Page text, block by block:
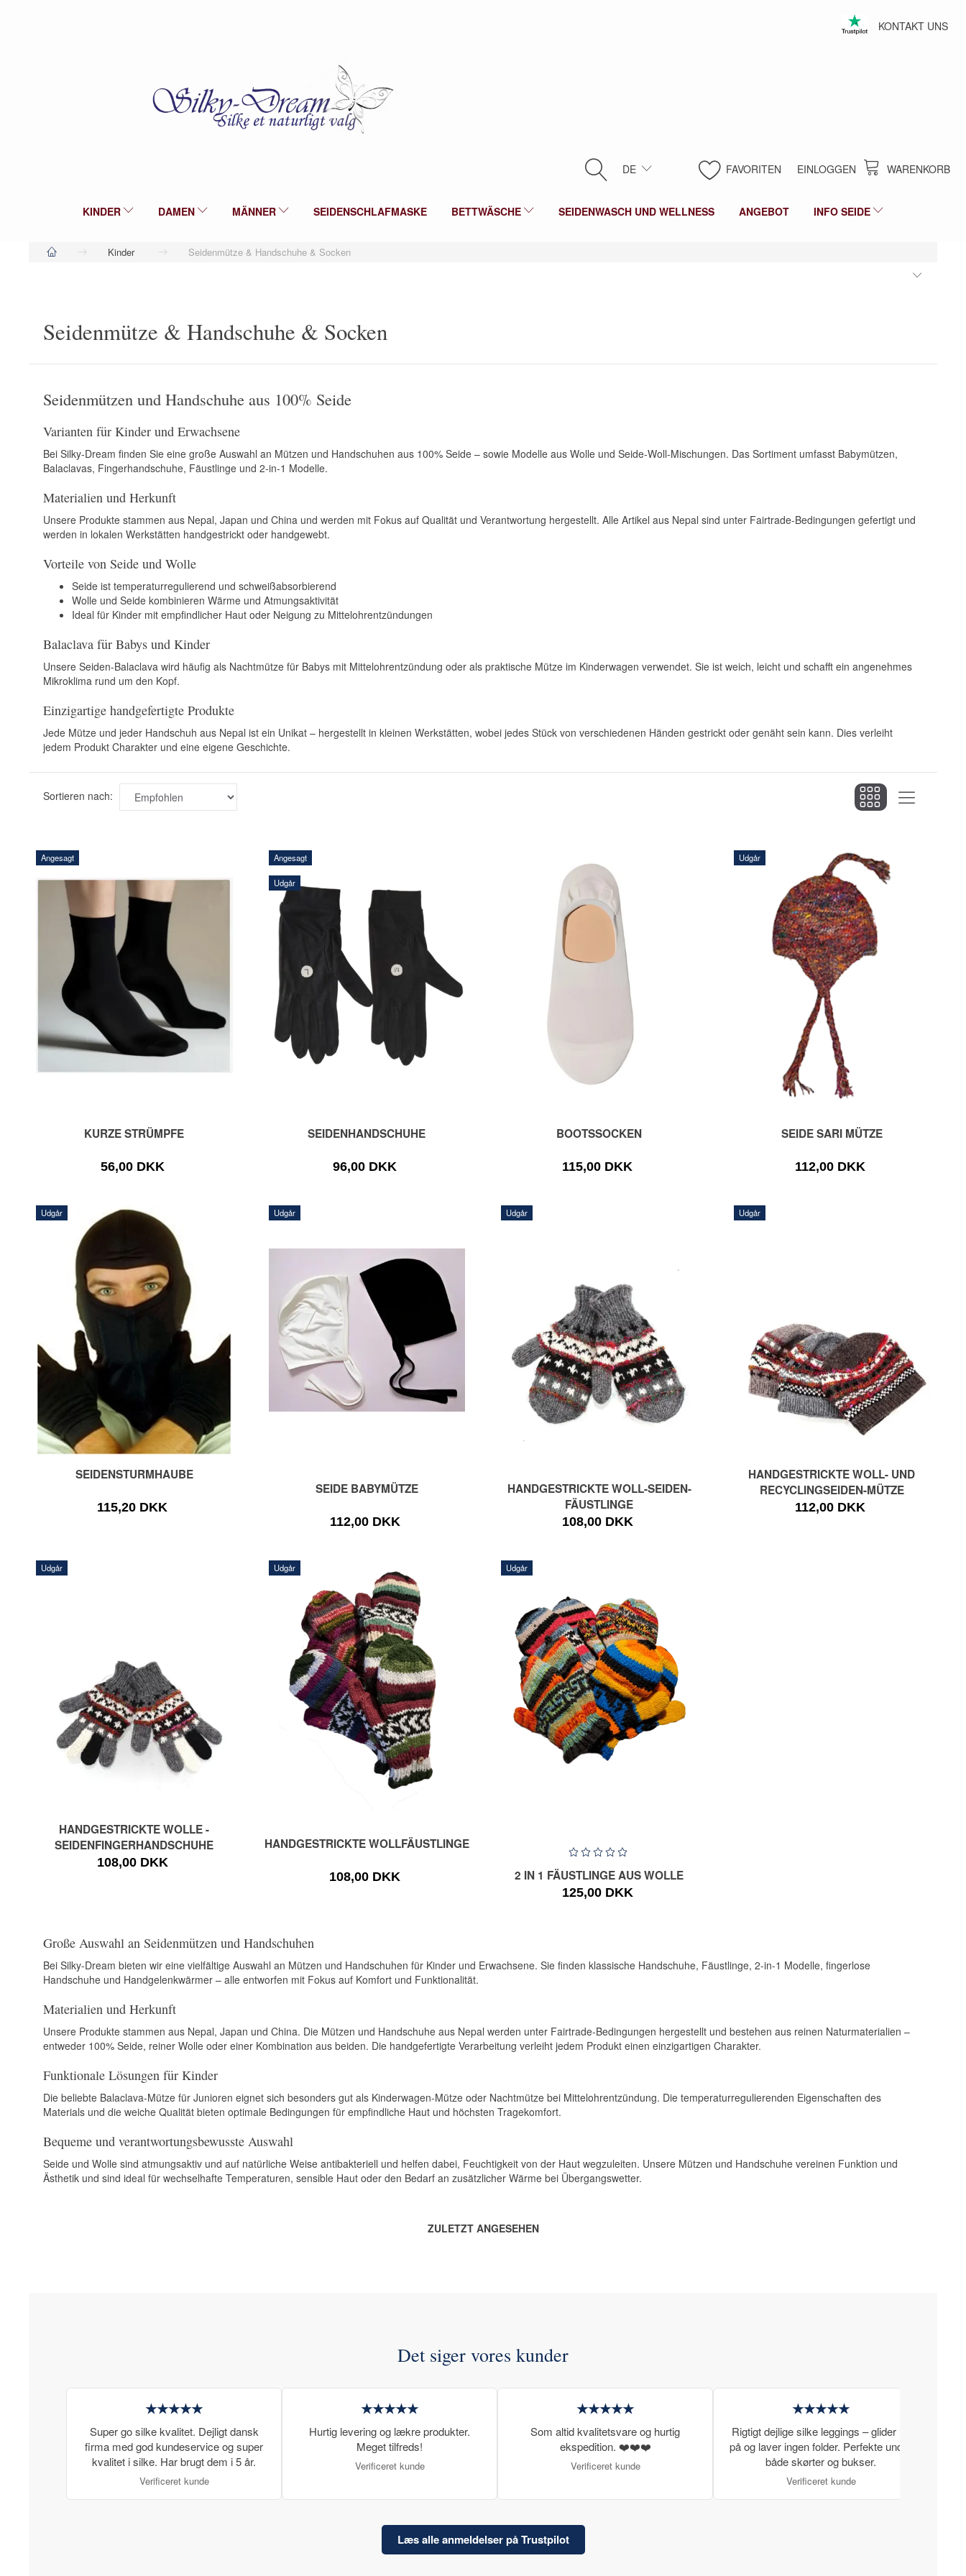
KONTAKT UNS
WARENKORB
FAVORITEN EINLOGGEN
DE
KINDER DAMEN MÄNNER SEIDENSCHLAFMASKE BETTWÄSCHE SEIDENWASCH UND WELLNESS ANGEBOT INFO SEIDE
Kinder Seidenmütze & Handschuhe & Socken
Seidenmütze & Handschuhe & Socken
Seidenmützen und Handschuhe aus 100% Seide
Varianten für Kinder und Erwachsene
Bei Silky-Dream finden Sie eine große Auswahl an Mützen und Handschuhen aus 100% Seide – sowie Modelle aus Wolle und Seide-Woll-Mischungen. Das Sortiment umfasst Babymützen,
Balaclavas, Fingerhandschuhe, Fäustlinge und 2-in-1 Modelle.
Materialien und Herkunft
Unsere Produkte stammen aus Nepal, Japan und China und werden mit Fokus auf Qualität und Verantwortung hergestellt. Alle Artikel aus Nepal sind unter Fairtrade-Bedingungen gefertigt und
werden in lokalen Werkstätten handgestrickt oder handgewebt.
Vorteile von Seide und Wolle
Seide ist temperaturregulierend und schweißabsorbierend
Wolle und Seide kombinieren Wärme und Atmungsaktivität
Ideal für Kinder mit empfindlicher Haut oder Neigung zu Mittelohrentzündungen
Balaclava für Babys und Kinder
Unsere Seiden-Balaclava wird häufig als Nachtmütze für Babys mit Mittelohrentzündung oder als praktische Mütze im Kinderwagen verwendet. Sie ist weich, leicht und schafft ein angenehmes
Mikroklima rund um den Kopf.
Einzigartige handgefertigte Produkte
Jede Mütze und jeder Handschuh aus Nepal ist ein Unikat – hergestellt in kleinen Werkstätten, wobei jedes Stück von verschiedenen Händen gestrickt oder genäht sein kann. Dies verleiht
jedem Produkt Charakter und eine eigene Geschichte.
Sortieren nach:
Angesagt
KURZE STRÜMPFE
56,00 DKK
Angesagt
Udgår
SEIDENHANDSCHUHE
96,00 DKK
BOOTSSOCKEN
115,00 DKK
Udgår
SEIDE SARI MÜTZE
112,00 DKK
Udgår
SEIDENSTURMHAUBE
115,20 DKK
Udgår
SEIDE BABYMÜTZE
112,00 DKK
Udgår
HANDGESTRICKTE WOLL-SEIDEN-
FÄUSTLINGE
108,00 DKK
Udgår
HANDGESTRICKTE WOLL- UND
RECYCLINGSEIDEN-MÜTZE
112,00 DKK
Udgår
HANDGESTRICKTE WOLLE -
SEIDENFINGERHANDSCHUHE
108,00 DKK
Udgår
HANDGESTRICKTE WOLLFÄUSTLINGE
108,00 DKK
Udgår
2 IN 1 FÄUSTLINGE AUS WOLLE
125,00 DKK
Große Auswahl an Seidenmützen und Handschuhen
Bei Silky-Dream bieten wir eine vielfältige Auswahl an Mützen und Handschuhen für Kinder und Erwachsene. Sie finden klassische Handschuhe, Fäustlinge, 2-in-1 Modelle, fingerlose
Handschuhe und Handgelenkwärmer – alle entworfen mit Fokus auf Komfort und Funktionalität.
Materialien und Herkunft
Unsere Produkte stammen aus Nepal, Japan und China. Die Mützen und Handschuhe aus Nepal werden unter Fairtrade-Bedingungen hergestellt und bestehen aus reinen Naturmaterialien –
entweder 100% Seide, reiner Wolle oder einer Kombination aus beiden. Die handgefertigte Verarbeitung verleiht jedem Produkt einen einzigartigen Charakter.
Funktionale Lösungen für Kinder
Die beliebte Balaclava-Mütze für Junioren eignet sich besonders gut als Kinderwagen-Mütze oder Nachtmütze bei Mittelohrentzündung. Die temperaturregulierenden Eigenschaften des
Materials und die weiche Qualität bieten optimale Bedingungen für empfindliche Haut und höchsten Tragekomfort.
Bequeme und verantwortungsbewusste Auswahl
Seide und Wolle sind atmungsaktiv und auf natürliche Weise antibakteriell und helfen dabei, Feuchtigkeit von der Haut wegzuleiten. Unsere Mützen und Handschuhe vereinen Funktion und
Ästhetik und sind ideal für wechselhafte Temperaturen, sensible Haut oder den Bedarf an zusätzlicher Wärme bei Übergangswetter.
ZULETZT ANGESEHEN
Det siger vores kunder
★★★★★
Super go silke kvalitet. Dejligt dansk
firma med god kundeservice og super
kvalitet i silke. Har brugt dem i 5 år.
Verificeret kunde
★★★★★
Hurtig levering og lækre produkter.
Meget tilfreds!
Verificeret kunde
★★★★★
Som altid kvalitetsvare og hurtig
ekspedition. ❤️❤️❤️
Verificeret kunde
★★★★★
Rigtigt dejlige silke leggings – glider let
på og laver ingen folder. Perfekte under
både skørter og bukser.
Verificeret kunde
Læs alle anmeldelser på Trustpilot